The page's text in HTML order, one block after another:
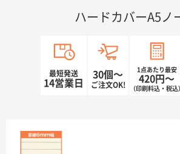
ハードカバーA5ノ
最短発送
14営業日
30個〜
ご注文OK!
1点あたり最安
420円〜
（印刷料込・税込）